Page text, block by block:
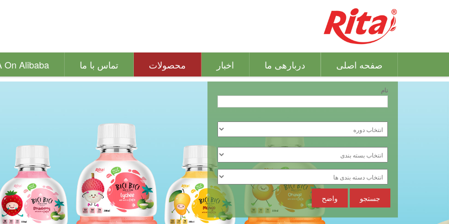
صفحه اصلی دربارهی ما اخبار محصولات تماس با ما On Alibaba
نام
جستجو واضح